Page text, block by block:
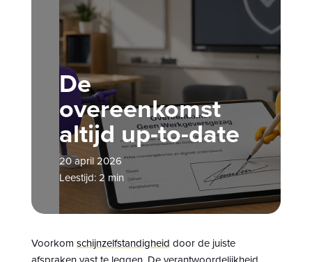
De
overeenkomst
altijd up-to-date
20 april 2026
Leestijd: 2 min
Voorkom schijnzelfstandigheid door de juiste